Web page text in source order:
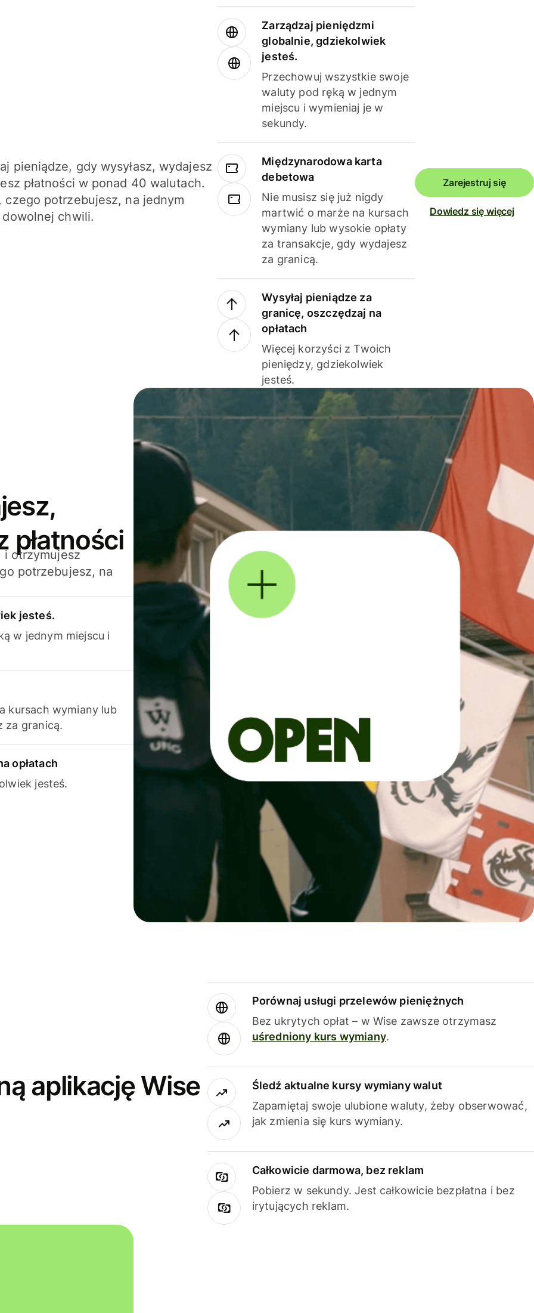
pieniądze, gdy wysyłasz, wydajesz
płatności w ponad 40 walutach.
czego potrzebujesz, na jednym
chwili.
Zarządzaj pieniędzmi
globalnie, gdziekolwiek
jesteś.
Przechowuj wszystkie swoje
waluty pod ręką w jednym
miejscu i wymieniaj je w
sekundy.
Międzynarodowa karta
debetowa
Nie musisz się już nigdy
martwić o marże na kursach
wymiany lub wysokie opłaty
za transakcje, gdy wydajesz
za granicą.
Wysyłaj pieniądze za
granicę, oszczędzaj na
opłatach
Więcej korzyści z Twoich
pieniędzy, gdziekolwiek
jesteś.
Zarejestruj się
Dowiedz się więcej
płatności
i otrzymujesz
potrzebujesz, na
jesteś.
w jednym miejscu i
kursach wymiany lub
za granicą.
opłatach
jesteś.
aplikację Wise
Porównaj usługi przelewów pieniężnych
Bez ukrytych opłat – w Wise zawsze otrzymasz
uśredniony kurs wymiany.
Śledź aktualne kursy wymiany walut
Zapamiętaj swoje ulubione waluty, żeby obserwować,
jak zmienia się kurs wymiany.
Całkowicie darmowa, bez reklam
Pobierz w sekundy. Jest całkowicie bezpłatna i bez
irytujących reklam.